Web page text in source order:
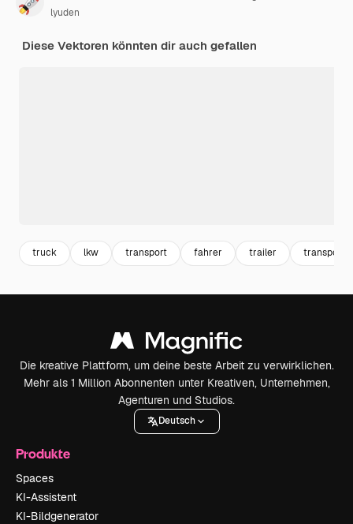
lyuden
Diese Vektoren könnten dir auch gefallen
truck lkw transport fahrer trailer
Die kreative Plattform, um deine beste Arbeit zu verwirklichen.
Mehr als 1 Million Abonnenten unter Kreativen, Unternehmen,
Agenturen und Studios.
Deutsch
Produkte
Spaces
KI-Assistent
KI-Bildgenerator